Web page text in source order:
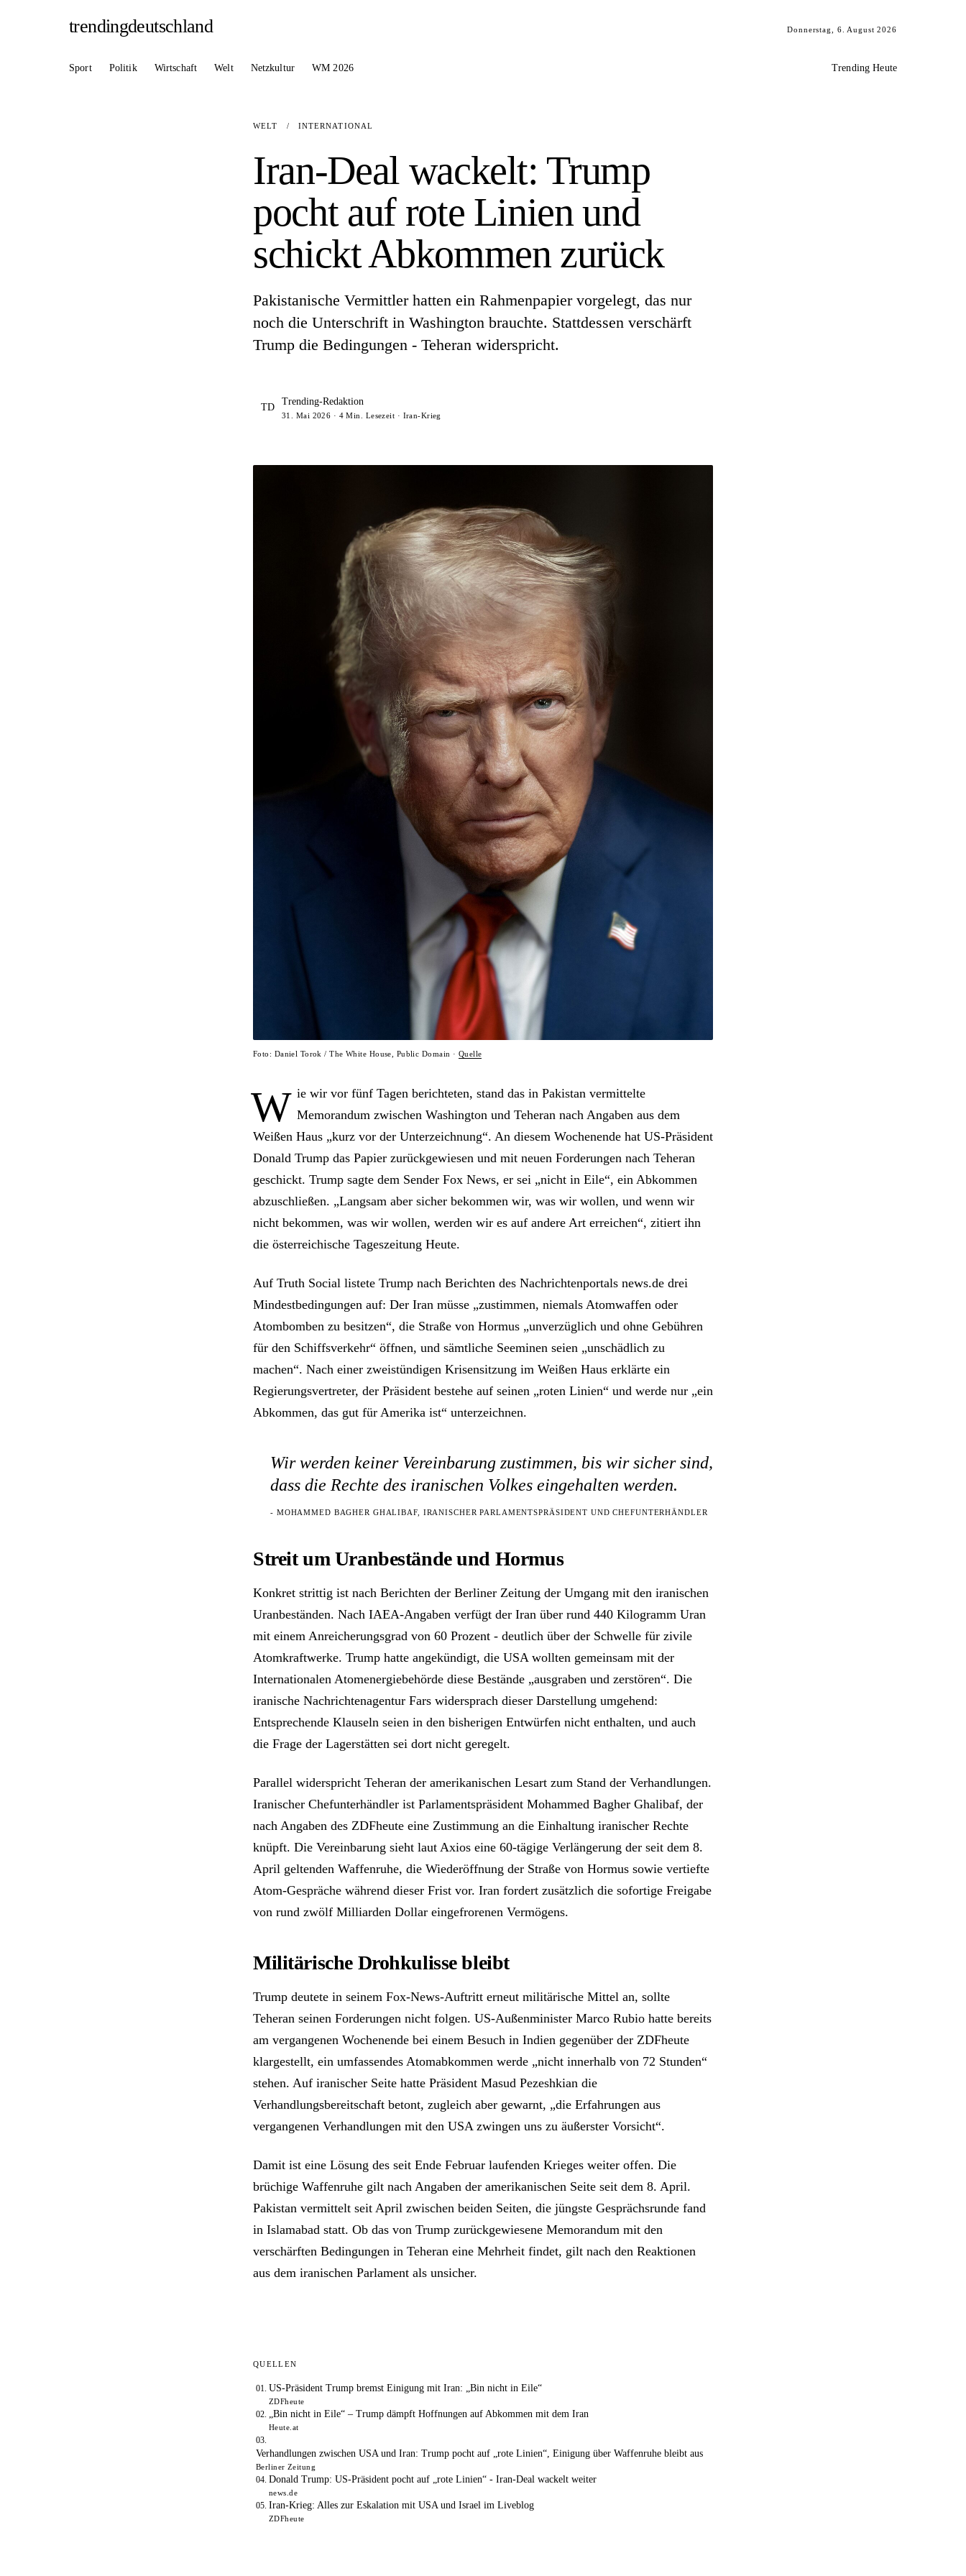
trendingdeutschland Donnerstag, 6. August 2026
Sport Politik Wirtschaft Welt Netzkultur WM 2026 Trending Heute
WELT / INTERNATIONAL
Iran-Deal wackelt: Trump
pocht auf rote Linien und
schickt Abkommen zurück
Pakistanische Vermittler hatten ein Rahmenpapier vorgelegt, das nur
noch die Unterschrift in Washington brauchte. Stattdessen verschärft
Trump die Bedingungen - Teheran widerspricht.
TD
Trending-Redaktion
31. Mai 2026 · 4 Min. Lesezeit · Iran-Krieg
Foto: Daniel Torok / The White House, Public Domain · Quelle
W ie wir vor fünf Tagen berichteten, stand das in Pakistan vermittelte
Memorandum zwischen Washington und Teheran nach Angaben aus dem
Weißen Haus „kurz vor der Unterzeichnung“. An diesem Wochenende hat US-Präsident
Donald Trump das Papier zurückgewiesen und mit neuen Forderungen nach Teheran
geschickt. Trump sagte dem Sender Fox News, er sei „nicht in Eile“, ein Abkommen
abzuschließen. „Langsam aber sicher bekommen wir, was wir wollen, und wenn wir
nicht bekommen, was wir wollen, werden wir es auf andere Art erreichen“, zitiert ihn
die österreichische Tageszeitung Heute.
Auf Truth Social listete Trump nach Berichten des Nachrichtenportals news.de drei
Mindestbedingungen auf: Der Iran müsse „zustimmen, niemals Atomwaffen oder
Atombomben zu besitzen“, die Straße von Hormus „unverzüglich und ohne Gebühren
für den Schiffsverkehr“ öffnen, und sämtliche Seeminen seien „unschädlich zu
machen“. Nach einer zweistündigen Krisensitzung im Weißen Haus erklärte ein
Regierungsvertreter, der Präsident bestehe auf seinen „roten Linien“ und werde nur „ein
Abkommen, das gut für Amerika ist“ unterzeichnen.
Wir werden keiner Vereinbarung zustimmen, bis wir sicher sind,
dass die Rechte des iranischen Volkes eingehalten werden.
- MOHAMMED BAGHER GHALIBAF, IRANISCHER PARLAMENTSPRÄSIDENT UND CHEFUNTERHÄNDLER
Streit um Uranbestände und Hormus
Konkret strittig ist nach Berichten der Berliner Zeitung der Umgang mit den iranischen
Uranbeständen. Nach IAEA-Angaben verfügt der Iran über rund 440 Kilogramm Uran
mit einem Anreicherungsgrad von 60 Prozent - deutlich über der Schwelle für zivile
Atomkraftwerke. Trump hatte angekündigt, die USA wollten gemeinsam mit der
Internationalen Atomenergiebehörde diese Bestände „ausgraben und zerstören“. Die
iranische Nachrichtenagentur Fars widersprach dieser Darstellung umgehend:
Entsprechende Klauseln seien in den bisherigen Entwürfen nicht enthalten, und auch
die Frage der Lagerstätten sei dort nicht geregelt.
Parallel widerspricht Teheran der amerikanischen Lesart zum Stand der Verhandlungen.
Iranischer Chefunterhändler ist Parlamentspräsident Mohammed Bagher Ghalibaf, der
nach Angaben des ZDFheute eine Zustimmung an die Einhaltung iranischer Rechte
knüpft. Die Vereinbarung sieht laut Axios eine 60-tägige Verlängerung der seit dem 8.
April geltenden Waffenruhe, die Wiederöffnung der Straße von Hormus sowie vertiefte
Atom-Gespräche während dieser Frist vor. Iran fordert zusätzlich die sofortige Freigabe
von rund zwölf Milliarden Dollar eingefrorenen Vermögens.
Militärische Drohkulisse bleibt
Trump deutete in seinem Fox-News-Auftritt erneut militärische Mittel an, sollte
Teheran seinen Forderungen nicht folgen. US-Außenminister Marco Rubio hatte bereits
am vergangenen Wochenende bei einem Besuch in Indien gegenüber der ZDFheute
klargestellt, ein umfassendes Atomabkommen werde „nicht innerhalb von 72 Stunden“
stehen. Auf iranischer Seite hatte Präsident Masud Pezeshkian die
Verhandlungsbereitschaft betont, zugleich aber gewarnt, „die Erfahrungen aus
vergangenen Verhandlungen mit den USA zwingen uns zu äußerster Vorsicht“.
Damit ist eine Lösung des seit Ende Februar laufenden Krieges weiter offen. Die
brüchige Waffenruhe gilt nach Angaben der amerikanischen Seite seit dem 8. April.
Pakistan vermittelt seit April zwischen beiden Seiten, die jüngste Gesprächsrunde fand
in Islamabad statt. Ob das von Trump zurückgewiesene Memorandum mit den
verschärften Bedingungen in Teheran eine Mehrheit findet, gilt nach den Reaktionen
aus dem iranischen Parlament als unsicher.
QUELLEN
US-Präsident Trump bremst Einigung mit Iran: „Bin nicht in Eile“
ZDFheute
„Bin nicht in Eile“ – Trump dämpft Hoffnungen auf Abkommen mit dem Iran
Heute.at
Verhandlungen zwischen USA und Iran: Trump pocht auf „rote Linien“, Einigung über Waffenruhe bleibt aus
Berliner Zeitung
Donald Trump: US-Präsident pocht auf „rote Linien“ - Iran-Deal wackelt weiter
news.de
Iran-Krieg: Alles zur Eskalation mit USA und Israel im Liveblog
ZDFheute